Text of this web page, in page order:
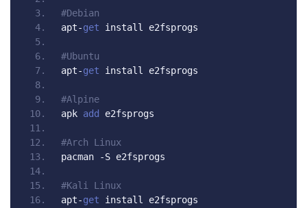
#Debian
apt-get install e2fsprogs
#Ubuntu
apt-get install e2fsprogs
#Alpine
apk add e2fsprogs
#Arch Linux
pacman
-S e2fsprogs
#Kali Linux
apt-get install e2fsprogs